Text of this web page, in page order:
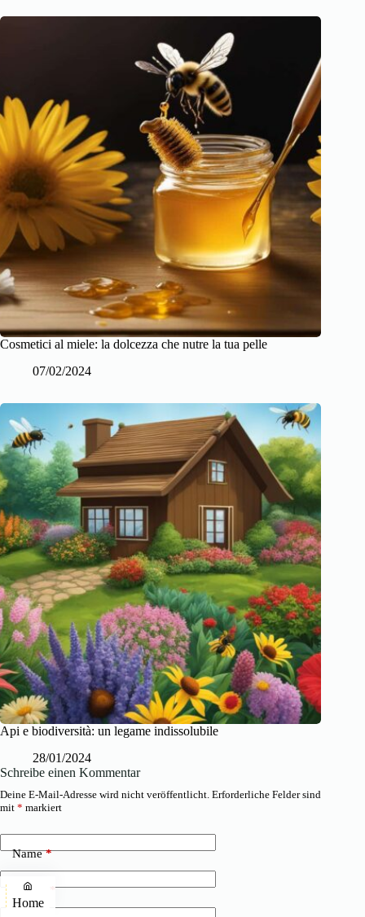
Cosmetici al miele: la dolcezza che nutre la tua pelle
07/02/2024
Api e biodiversità: un legame indissolubile
28/01/2024
Schreibe einen Kommentar
Deine E-Mail-Adresse wird nicht veröffentlicht. Erforderliche Felder sind
mit * markiert
Name*
E-Mail *
Home